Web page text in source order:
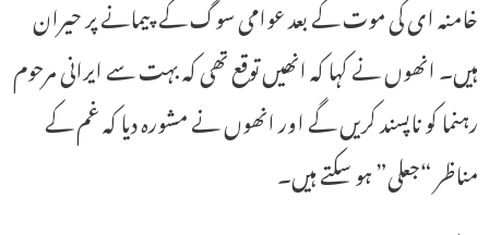
خامنہ ای کی موت کے بعد عوامی سوگ کے پیمانے پر حیران
ہیں۔ انھوں نے کہا کہ انھیں توقع تھی کہ بہت سے ایرانی مرحوم
رہنما کو ناپسند کریں گے اور انھوں نے مشورہ دیا کہ غم کے
مناظر “جعلی” ہو سکتے ہیں۔